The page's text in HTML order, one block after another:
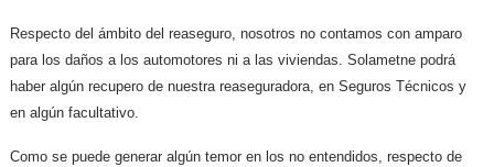
Respecto del ámbito del reaseguro, nosotros no contamos con amparo
para los daños a los automotores ni a las viviendas. Solametne podrá
haber algún recupero de nuestra reaseguradora, en Seguros Técnicos y
en algún facultativo.
Como se puede generar algún temor en los no entendidos, respecto de